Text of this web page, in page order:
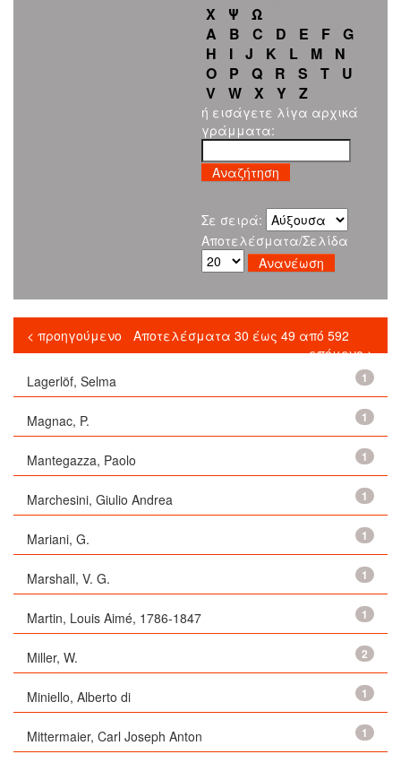
Χ
Ψ
Ω
A
B C D E F
G
H
I J K L M
N
O
P Q R S T
U
V
W X Y Z
ή εισάγετε λίγα αρχικά
γράμματα:
Σε σειρά:
Αποτελέσματα/Σελίδα
Αποτελέσματα 30 έως 49 από 592
< προηγούμενο
επόμενο >
Lagerlöf, Selma
1
Magnac, P. 1
Mantegazza, Paolo 1
Marchesini, Giulio Andrea 1
Mariani, G. 1
Marshall, V. G. 1
Martin, Louis Aimé, 1786-1847 1
Miller, W. 2
Miniello, Alberto di 1
Mittermaier, Carl Joseph Anton 1